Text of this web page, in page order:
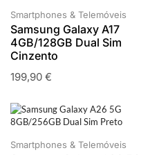
Smartphones & Telemóveis
Samsung Galaxy A17
4GB/128GB Dual Sim
Cinzento
199,90 €
Smartphones & Telemóveis